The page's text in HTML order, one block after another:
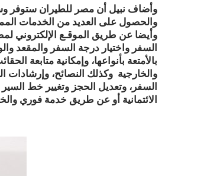
وأضاف نبيل أن مصر للطيران ستوفر
والحصول على العديد من الخدمات
السفر واختيار درجة السفر والمقعد
بالأمتعة بأنواعها، وإمكانية متابعة
والخارجية وكذلك النصائح، وإرشادات
الائتمانية أو عن طريق خدمة فوري